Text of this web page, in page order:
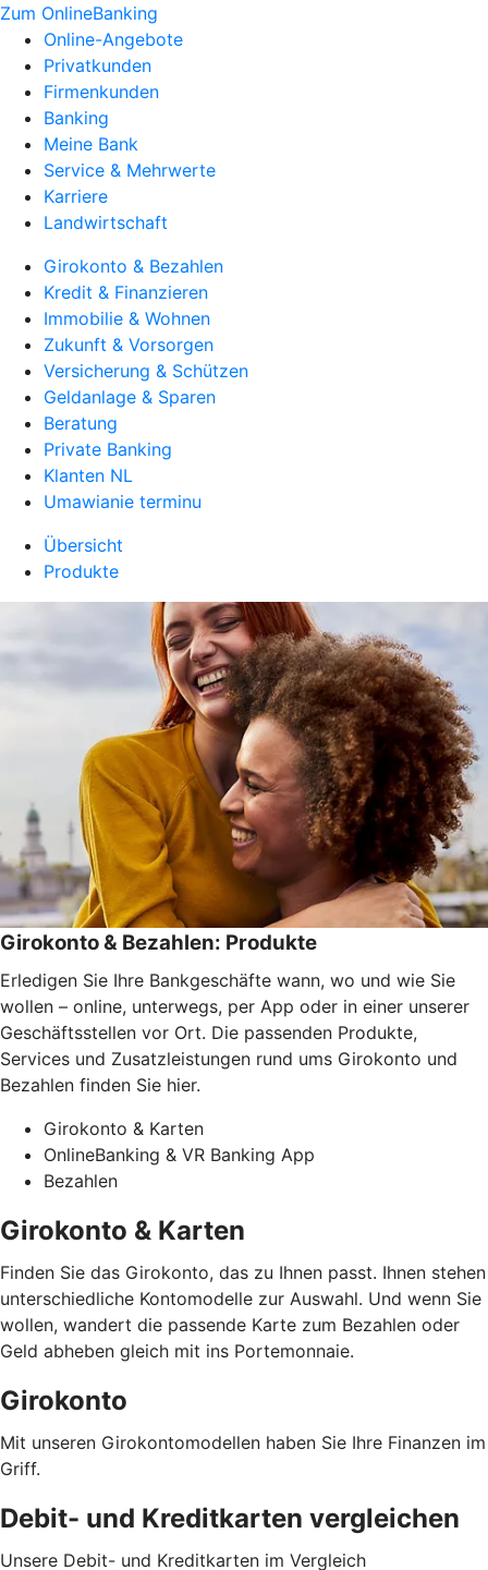
Zum OnlineBanking
Online-Angebote
Privatkunden
Firmenkunden
Banking
Meine Bank
Service & Mehrwerte
Karriere
Landwirtschaft
Girokonto & Bezahlen
Kredit & Finanzieren
Immobilie & Wohnen
Zukunft & Vorsorgen
Versicherung & Schützen
Geldanlage & Sparen
Beratung
Private Banking
Klanten NL
Umawianie terminu
Übersicht
Produkte
Girokonto & Bezahlen: Produkte
Erledigen Sie Ihre Bankgeschäfte wann, wo und wie Sie
wollen – online, unterwegs, per App oder in einer unserer
Geschäftsstellen vor Ort. Die passenden Produkte,
Services und Zusatzleistungen rund ums Girokonto und
Bezahlen finden Sie hier.
Girokonto & Karten
OnlineBanking & VR Banking App
Bezahlen
Girokonto & Karten
Finden Sie das Girokonto, das zu Ihnen passt. Ihnen stehen
unterschiedliche Kontomodelle zur Auswahl. Und wenn Sie
wollen, wandert die passende Karte zum Bezahlen oder
Geld abheben gleich mit ins Portemonnaie.
Girokonto
Mit unseren Girokontomodellen haben Sie Ihre Finanzen im
Griff.
Debit- und Kreditkarten vergleichen
Unsere Debit- und Kreditkarten im Vergleich